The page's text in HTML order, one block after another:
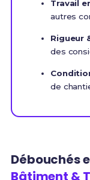
Travail
autres
Rigueur
des
de
Débouchés
Bâtiment &